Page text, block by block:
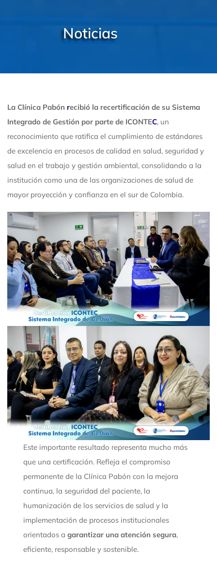
Noticias
La Clínica Pabón recibió la recertificación de su Sistema
Integrado de Gestión por parte de ICONTEC, un
reconocimiento que ratifica el cumplimiento de estándares
de excelencia en procesos de calidad en salud, seguridad y
salud en el trabajo y gestión ambiental, consolidando a la
institución como una de las organizaciones de salud de
mayor proyección y confianza en el sur de Colombia.
Este importante resultado representa mucho más
que una certificación. Refleja el compromiso
permanente de la Clínica Pabón con la mejora
continua, la seguridad del paciente, la
humanización de los servicios de salud y la
implementación de procesos institucionales
orientados agarantizar una atención segura,
eficiente, responsable y sostenible.